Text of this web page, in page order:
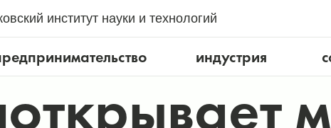
институт науки и технологий
индустрия